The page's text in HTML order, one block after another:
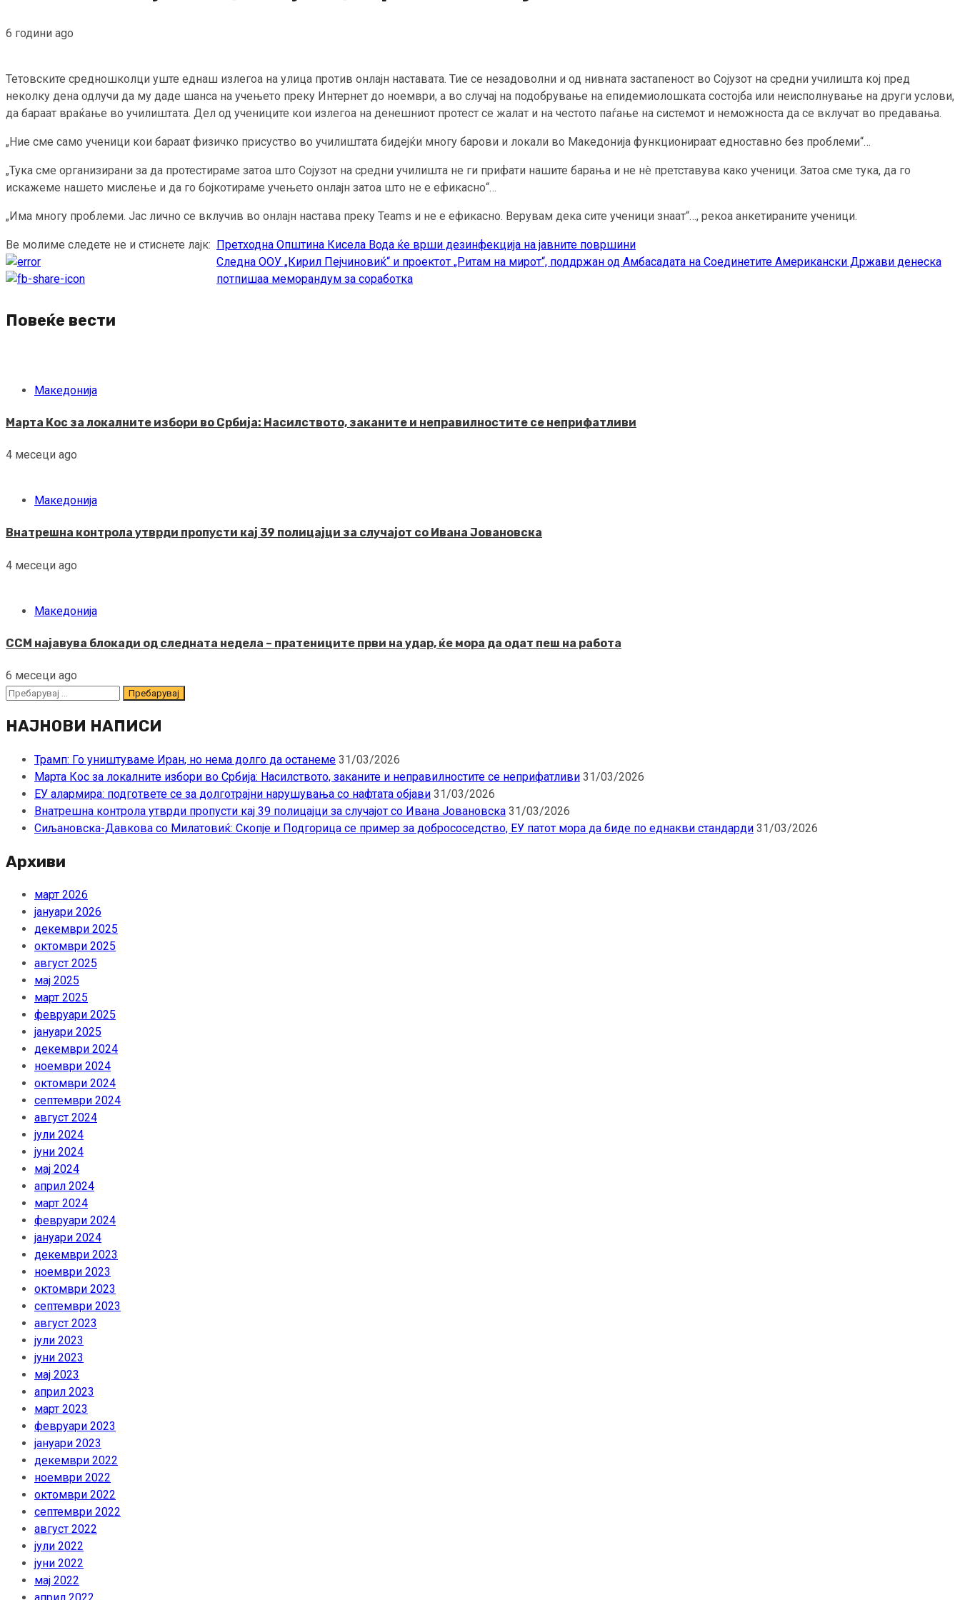
6 години ago
Тетовските средношколци уште еднаш излегоа на улица против онлајн наставата. Тие се незадоволни и од нивната застапеност во Сојузот на средни училишта кој пред
неколку дена одлучи да му даде шанса на учењето преку Интернет до ноември, а во случај на подобрување на епидемиолошката состојба или неисполнување на други услови,
да бараат враќање во училиштата. Дел од учениците кои излегоа на денешниот протест се жалат и на честото паѓање на системот и неможноста да се вклучат во предавања.
„Ние сме само ученици кои бараат физичко присуство во училиштата бидејќи многу барови и локали во Македонија функционираат едноставно без проблеми“…
„Тука сме организирани за да протестираме затоа што Сојузот на средни училишта не ги прифати нашите барања и не нè претставува како ученици. Затоа сме тука, да го
искажеме нашето мислење и да го бојкотираме учењето онлајн затоа што не е ефикасно“…
„Има многу проблеми. Јас лично се вклучив во онлајн настава преку Teаms и не е ефикасно. Верувам дека сите ученици знаат“…, рекоа анкетираните ученици.
Ве молиме следете не и стиснете лајк:
Continue
Reading
Претходна Општина Кисела Вода ќе врши дезинфекција на јавните површини
Следна ООУ „Кирил Пејчиновиќ“ и проектот „Ритам на мирот“, поддржан од Амбасадата на Соединетите Американски Држави денеска
потпишаа меморандум за соработка
Повеќе вести
Македонија
Марта Кос за локалните избори во Србија: Насилството, заканите и неправилностите се неприфатливи
4 месеци ago
Македонија
Внатрешна контрола утврди пропусти кај 39 полицајци за случајот со Ивана Јовановска
4 месеци ago
Македонија
ССМ најавува блокади од следната недела – пратениците први на удар, ќе мора да одат пеш на работа
6 месеци ago
Пребарувај
НАЈНОВИ НАПИСИ
Трамп: Го уништуваме Иран, но нема долго да останеме 31/03/2026
Марта Кос за локалните избори во Србија: Насилството, заканите и неправилностите се неприфатливи 31/03/2026
ЕУ алармира: подгответе се за долготрајни нарушувања со нафтата објави 31/03/2026
Внатрешна контрола утврди пропусти кај 39 полицајци за случајот со Ивана Јовановска 31/03/2026
Сиљановска-Давкова со Милатовиќ: Скопје и Подгорица се пример за добрососедство, ЕУ патот мора да биде по еднакви стандарди 31/03/2026
Архиви
март 2026
јануари 2026
декември 2025
октомври 2025
август 2025
мај 2025
март 2025
февруари 2025
јануари 2025
декември 2024
ноември 2024
октомври 2024
септември 2024
август 2024
јули 2024
јуни 2024
мај 2024
април 2024
март 2024
февруари 2024
јануари 2024
декември 2023
ноември 2023
октомври 2023
септември 2023
август 2023
јули 2023
јуни 2023
мај 2023
април 2023
март 2023
февруари 2023
јануари 2023
декември 2022
ноември 2022
октомври 2022
септември 2022
август 2022
јули 2022
јуни 2022
мај 2022